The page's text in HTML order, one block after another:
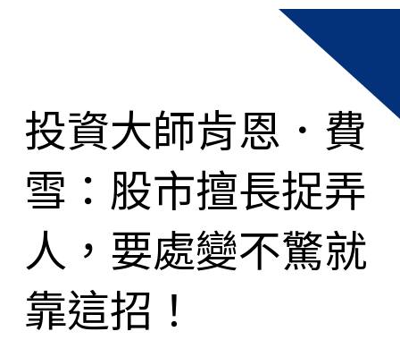
投資大師肯恩．費
雪：股市擅長捉弄
人，要處變不驚就
靠這招！